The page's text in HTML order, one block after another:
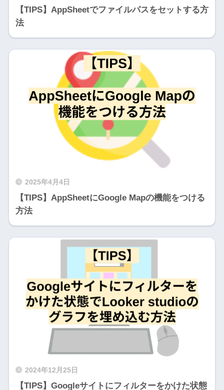
【TIPS】AppSheetでファイルパスをセットする方
法
2025年4月4日
【TIPS】AppSheetにGoogle Mapの機能をつける
方法
2024年12月25日
【TIPS】Googleサイトにフィルターをかけた状態